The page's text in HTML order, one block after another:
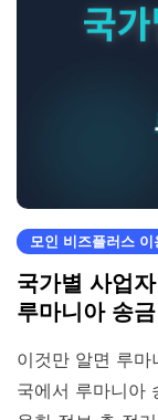
모인 비즈플러스 이
국가별 사업
루마니아 송
이것만 알면 루
국에서 루마니아